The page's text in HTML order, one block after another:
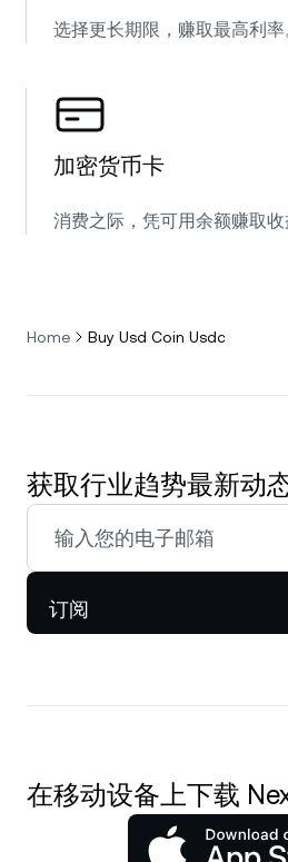
选择更长期限，赚取最高利率
加密货币卡
消费之际，凭可用余额赚取收
Home Buy Usd Coin Usdc
获取行业趋势最新动
订阅
在移动设备上下载